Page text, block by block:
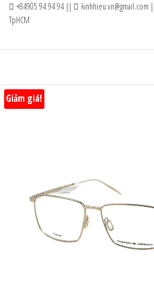
+84905 94 94 94 ||
kinhhieu.vn@gmail.com
TpHCM
Giảm giá!